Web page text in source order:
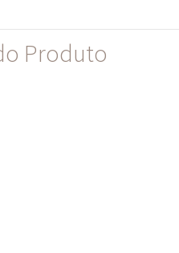
Produto